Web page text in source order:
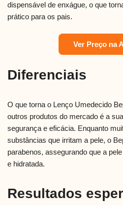
dispensável de enxágue, o que
prático para os pais.
Ver Preço na
Diferenciais
O que torna o Lenço Umedecido
outros produtos do mercado é a
segurança e eficácia. Enquanto
substâncias que irritam a pele, o
parabenos, assegurando que a
e hidratada.
Resultados